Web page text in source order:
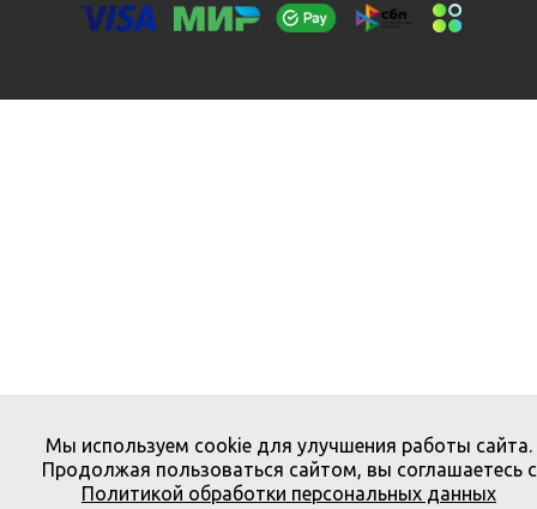
Мы используем cookie для улучшения работы сайта.
Продолжая пользоваться сайтом, вы соглашаетесь с
Политикой обработки персональных данных